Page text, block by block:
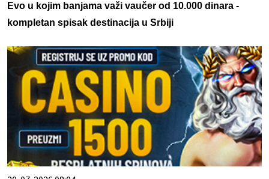
Evo u kojim banjama važi vaučer od 10.000 dinara -
kompletan spisak destinacija u Srbiji